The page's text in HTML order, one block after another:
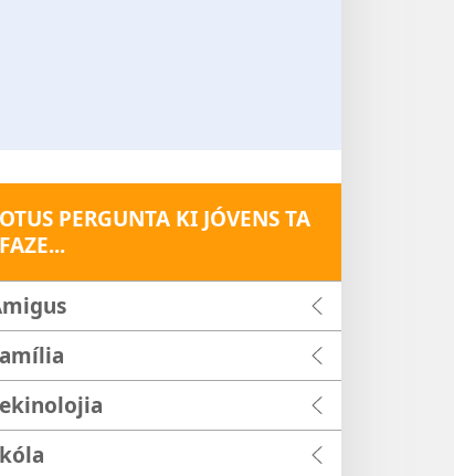
OTUS PERGUNTA KI JÓVENS TA
FAZE...